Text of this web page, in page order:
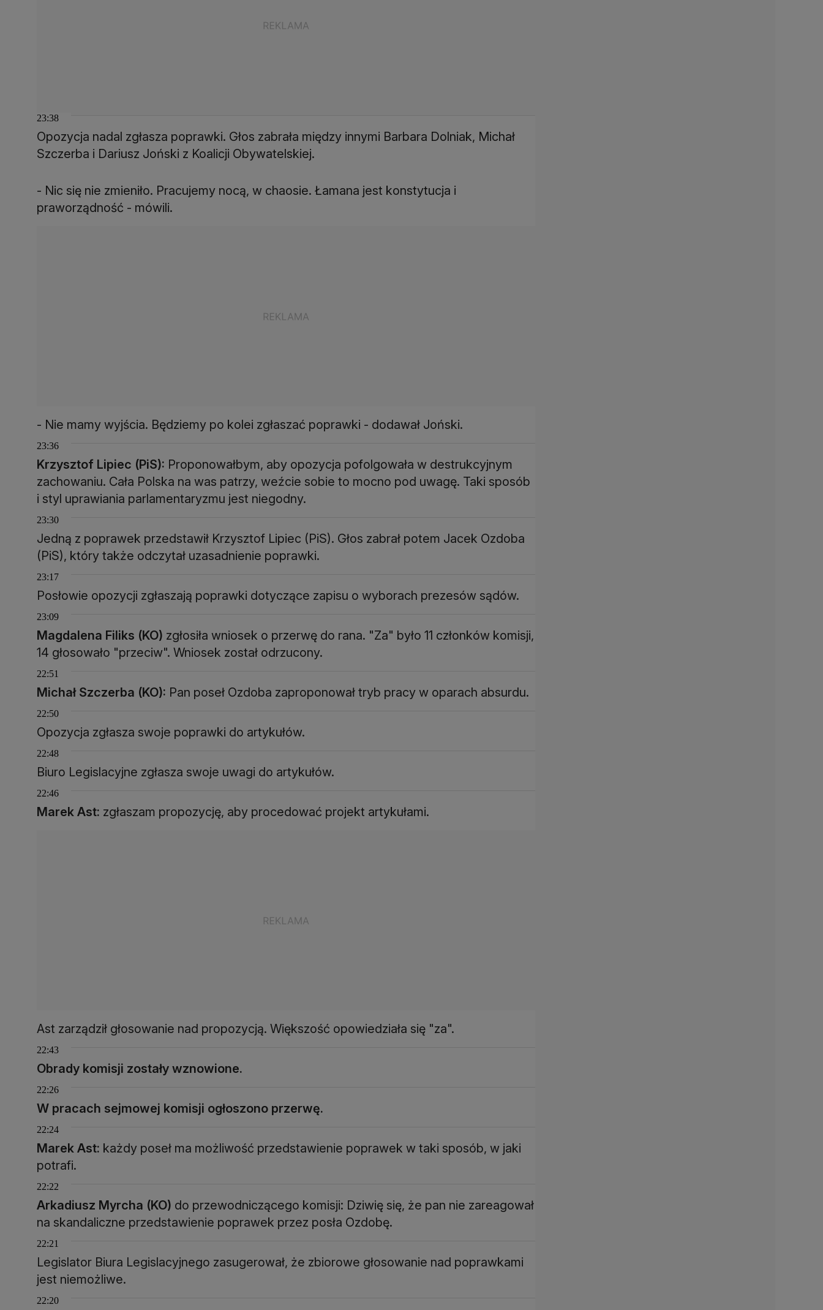
23:38
Opozycja nadal zgłasza poprawki. Głos zabrała między innymi Barbara Dolniak, Michał
Szczerba i Dariusz Joński z Koalicji Obywatelskiej.
- Nic się nie zmieniło. Pracujemy nocą, w chaosie. Łamana jest konstytucja i
praworządność - mówili.
- Nie mamy wyjścia. Będziemy po kolei zgłaszać poprawki - dodawał Joński.
23:36
Krzysztof Lipiec (PiS): Proponowałbym, aby opozycja pofolgowała w destrukcyjnym
zachowaniu. Cała Polska na was patrzy, weźcie sobie to mocno pod uwagę. Taki sposób
i styl uprawiania parlamentaryzmu jest niegodny.
23:30
Jedną z poprawek przedstawił Krzysztof Lipiec (PiS). Głos zabrał potem Jacek Ozdoba
(PiS), który także odczytał uzasadnienie poprawki.
23:17
Posłowie opozycji zgłaszają poprawki dotyczące zapisu o wyborach prezesów sądów.
23:09
Magdalena Filiks (KO) zgłosiła wniosek o przerwę do rana. "Za" było 11 członków komisji,
14 głosowało "przeciw". Wniosek został odrzucony.
22:51
Michał Szczerba (KO): Pan poseł Ozdoba zaproponował tryb pracy w oparach absurdu.
22:50
Opozycja zgłasza swoje poprawki do artykułów.
22:48
Biuro Legislacyjne zgłasza swoje uwagi do artykułów.
22:46
Marek Ast: zgłaszam propozycję, aby procedować projekt artykułami.
Ast zarządził głosowanie nad propozycją. Większość opowiedziała się "za".
22:43
Obrady komisji zostały wznowione.
22:26
W pracach sejmowej komisji ogłoszono przerwę.
22:24
Marek Ast: każdy poseł ma możliwość przedstawienie poprawek w taki sposób, w jaki
potrafi.
22:22
Arkadiusz Myrcha (KO) do przewodniczącego komisji: Dziwię się, że pan nie zareagował
na skandaliczne przedstawienie poprawek przez posła Ozdobę.
22:21
Legislator Biura Legislacyjnego zasugerował, że zbiorowe głosowanie nad poprawkami
jest niemożliwe.
22:20